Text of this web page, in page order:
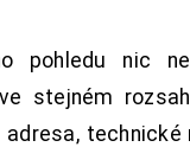
pohledu nic
stejném
technické